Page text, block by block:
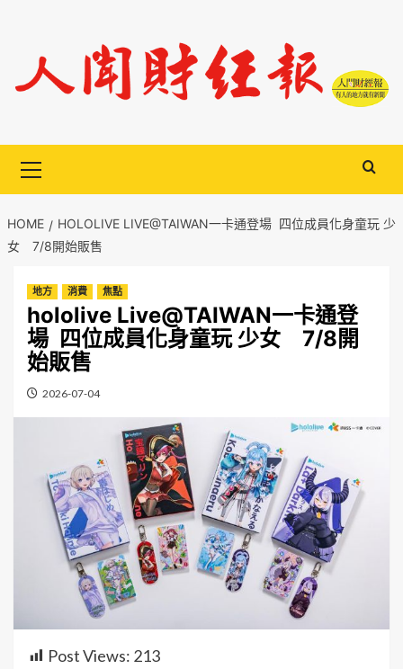
content
Menu
HOME
HOLOLIVE LIVE@TAIWAN一卡通登場 四位成員化身童玩 少
女 7/8開始販售
地方 消費 焦點
hololive Live@TAIWAN一卡通登
場 四位成員化身童玩 少女 7/8開
始販售
2026-07-04
Post Views: 213